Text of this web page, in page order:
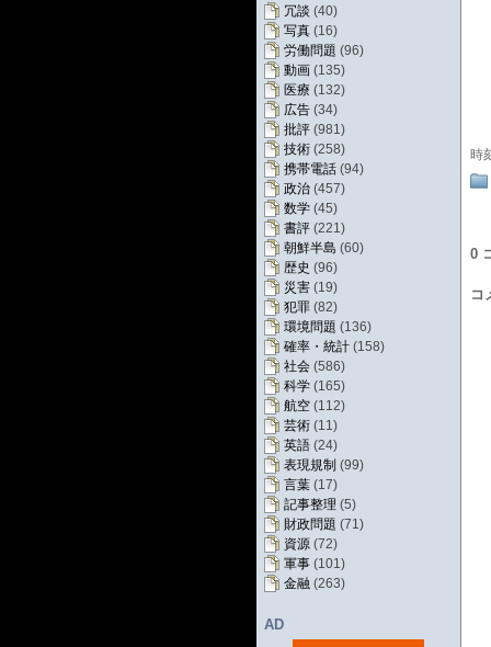
冗談 (40)
写真 (16)
労働問題 (96)
動画 (135)
医療 (132)
広告 (34)
批評 (981)
技術 (258)
携帯電話 (94)
政治 (457)
数学 (45)
書評 (221)
朝鮮半島 (60)
歴史 (96)
災害 (19)
犯罪 (82)
環境問題 (136)
確率・統計 (158)
社会 (586)
科学 (165)
航空 (112)
芸術 (11)
英語 (24)
表現規制 (99)
言葉 (17)
記事整理 (5)
財政問題 (71)
資源 (72)
軍事 (101)
金融 (263)
AD
時
0
コ